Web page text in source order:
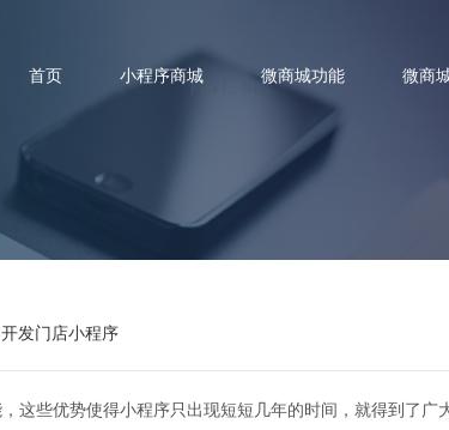
首页 小程序商城 微商城功能 微商
开发小程序的好处有哪些？
开发门店小程序
这些优势使得小程序只出现短短几年的时间，就得到了广